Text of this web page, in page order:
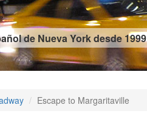
de Nueva York desde 1999
Escape to Margaritaville